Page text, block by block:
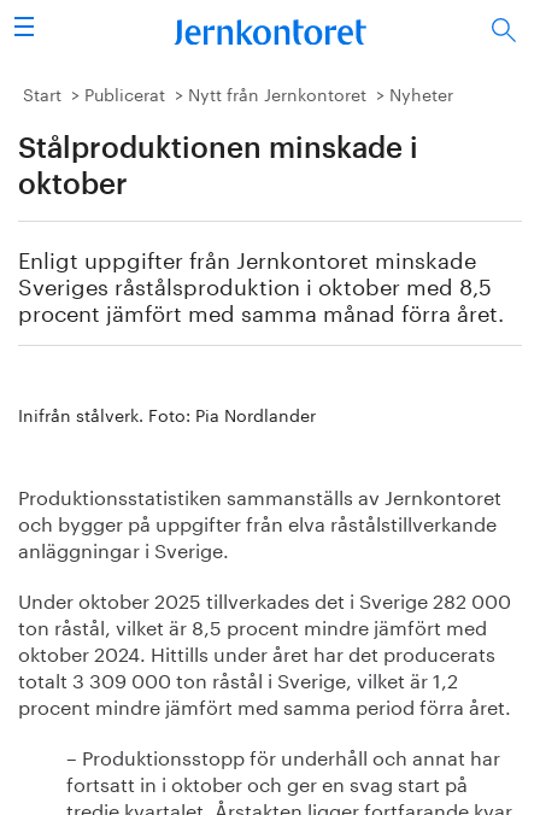
Sök
Stålindustrin
Vision 2050
Energi/miljö
Vi tycker
Om oss
Start Publicerat Nytt från Jernkontoret Nyheter
Stålproduktionen minskade i
oktober
Enligt uppgifter från Jernkontoret minskade
Sveriges råstålsproduktion i oktober med 8,5
procent jämfört med samma månad förra året.
Inifrån stålverk. Foto: Pia Nordlander
Produktionsstatistiken sammanställs av Jernkontoret
och bygger på uppgifter från elva råstålstillverkande
anläggningar i Sverige.
Under oktober 2025 tillverkades det i Sverige 282 000
ton råstål, vilket är 8,5 procent mindre jämfört med
oktober 2024. Hittills under året har det producerats
totalt 3 309 000 ton råstål i Sverige, vilket är 1,2
procent mindre jämfört med samma period förra året.
– Produktionsstopp för underhåll och annat har
fortsatt in i oktober och ger en svag start på
tredje kvartalet. Årstakten ligger fortfarande kvar